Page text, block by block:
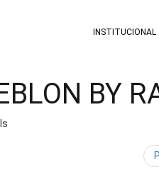
INSTITUCIONAL
BY